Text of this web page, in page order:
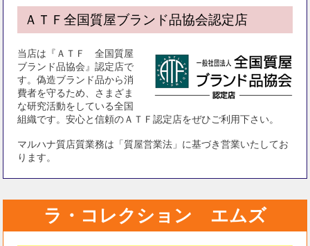
ＡＴＦ全国質屋ブランド品協会認定店
当店は『ＡＴＦ 全国質屋
ブランド品協会』認定店で
す。偽造ブランド品から消
費者を守るため、さまざま
な研究活動をしている全国
組織です。安心と信頼のＡＴＦ認定店をぜひご利用下さい。
マルハナ質店質業務は「質屋営業法」に基づき営業いたしてお
ります。
ラ・コレクション エムズ